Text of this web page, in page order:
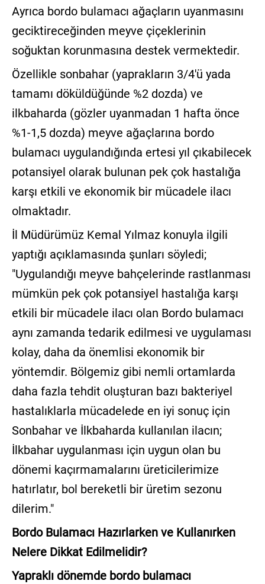
Ayrıca bordo bulamacı ağaçların uyanmasını
geciktireceğinden meyve çiçeklerinin
soğuktan korunmasına destek vermektedir.
Özellikle sonbahar (yaprakların 3/4'ü yada
tamamı döküldüğünde %2 dozda) ve
ilkbaharda (gözler uyanmadan 1 hafta önce
%1-1,5 dozda) meyve ağaçlarına bordo
bulamacı uygulandığında ertesi yıl çıkabilecek
potansiyel olarak bulunan pek çok hastalığa
karşı etkili ve ekonomik bir mücadele ilacı
olmaktadır.
İl Müdürümüz Kemal Yılmaz konuyla ilgili
yaptığı açıklamasında şunları söyledi;
"Uygulandığı meyve bahçelerinde rastlanması
mümkün pek çok potansiyel hastalığa karşı
etkili bir mücadele ilacı olan Bordo bulamacı
aynı zamanda tedarik edilmesi ve uygulaması
kolay, daha da önemlisi ekonomik bir
yöntemdir. Bölgemiz gibi nemli ortamlarda
daha fazla tehdit oluşturan bazı bakteriyel
hastalıklarla mücadelede en iyi sonuç için
Sonbahar ve İlkbaharda kullanılan ilacın;
İlkbahar uygulanması için uygun olan bu
dönemi kaçırmamalarını üreticilerimize
hatırlatır, bol bereketli bir üretim sezonu
dilerim."
Bordo Bulamacı Hazırlarken ve Kullanırken
Nelere Dikkat Edilmelidir?
Yapraklı dönemde bordo bulamacı